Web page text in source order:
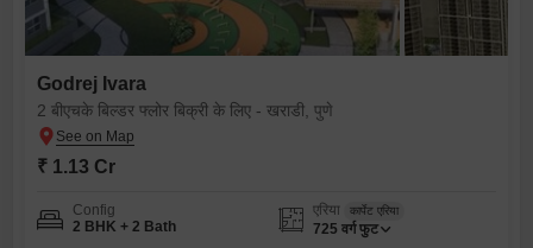
Godrej Ivara
2 बीएचके बिल्डर फ्लोर बिक्री के लिए - खराडी, पुणे
₹ 1.13 Cr
Config
2 BHK + 2 Bath
एरिया कार्पेट एरिया
725 वर्ग फुट